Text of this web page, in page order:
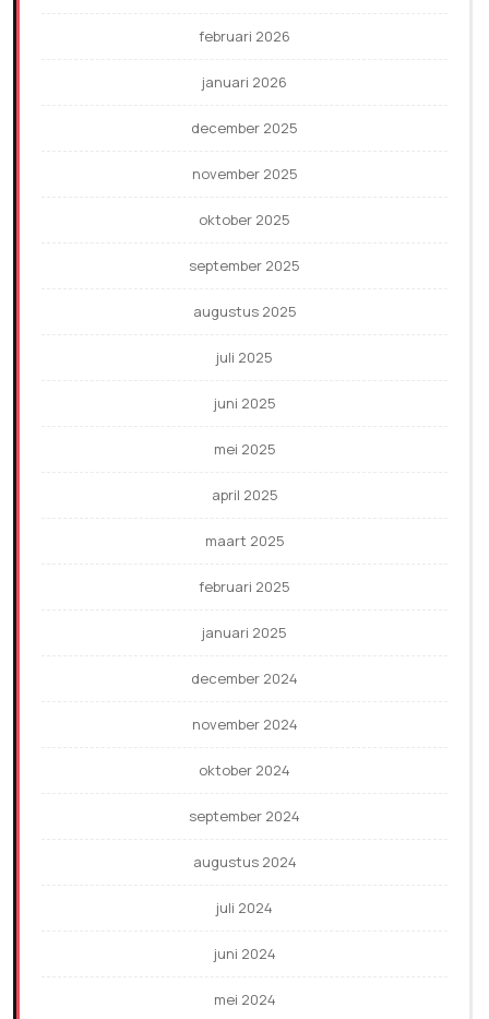
februari 2026
januari 2026
december 2025
november 2025
oktober 2025
september 2025
augustus 2025
juli 2025
juni 2025
mei 2025
april 2025
maart 2025
februari 2025
januari 2025
december 2024
november 2024
oktober 2024
september 2024
augustus 2024
juli 2024
juni 2024
mei 2024